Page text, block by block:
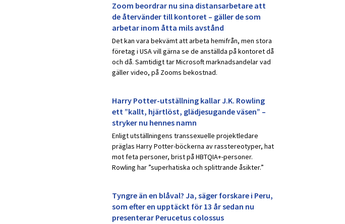
Zoom beordrar nu sina distansarbetare att
de återvänder till kontoret – gäller de som
arbetar inom åtta mils avstånd
Det kan vara bekvämt att arbeta hemifrån, men stora
företag i USA vill gärna se de anställda på kontoret då
och då. Samtidigt tar Microsoft marknadsandelar vad
gäller video, på Zooms bekostnad.
Harry Potter-utställning kallar J.K. Rowling
ett ”kallt, hjärtlöst, glädjesugande väsen” –
stryker nu hennes namn
Enligt utställningens transsexuelle projektledare
präglas Harry Potter-böckerna av rasstereotyper, hat
mot feta personer, brist på HBTQIA+-personer.
Rowling har ”superhatiska och splittrande åsikter.”
Tyngre än en blåval? Ja, säger forskare i Peru,
som efter en upptäckt för 13 år sedan nu
presenterar Perucetus colossus